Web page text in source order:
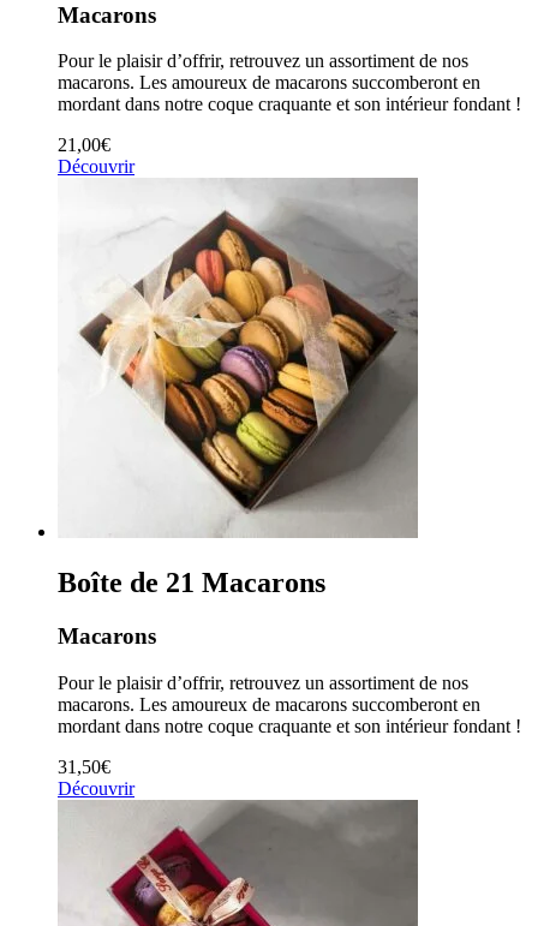
Macarons
Pour le plaisir d’offrir, retrouvez un assortiment de nos
macarons. Les amoureux de macarons succomberont en
mordant dans notre coque craquante et son intérieur fondant !
21,00€
Découvrir
Boîte de 21 Macarons
Macarons
Pour le plaisir d’offrir, retrouvez un assortiment de nos
macarons. Les amoureux de macarons succomberont en
mordant dans notre coque craquante et son intérieur fondant !
31,50€
Découvrir